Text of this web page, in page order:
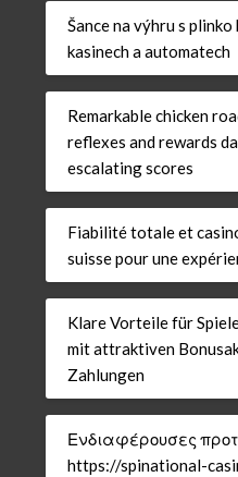
Šance na výhru s
kasinech a automatech
Remarkable chicken
reflexes and rewards
escalating scores
Fiabilité totale et
suisse pour une
Klare Vorteile für
mit attraktiven
Zahlungen
Ενδιαφέρουσες
https://spinational-